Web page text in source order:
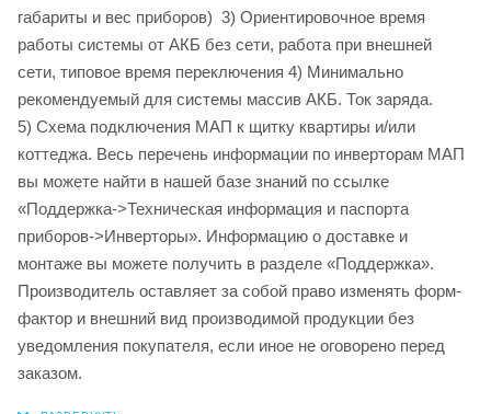
габариты и вес приборов) 3) Ориентировочное время
работы системы от АКБ без сети, работа при внешней
сети, типовое время переключения 4) Минимально
рекомендуемый для системы массив АКБ. Ток заряда.
5) Схема подключения МАП к щитку квартиры и/или
коттеджа. Весь перечень информации по инверторам МАП
вы можете найти в нашей базе знаний по ссылке
«Поддержка->Техническая информация и паспорта
приборов->Инверторы». Информацию о доставке и
монтаже вы можете получить в разделе «Поддержка».
Производитель оставляет за собой право изменять форм-
фактор и внешний вид производимой продукции без
уведомления покупателя, если иное не оговорено перед
заказом.